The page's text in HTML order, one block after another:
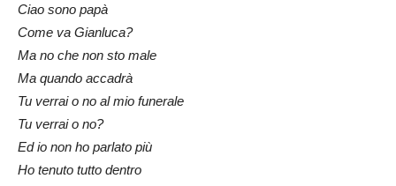
Ciao sono papà
Come va Gianluca?
Ma no che non sto male
Ma quando accadrà
Tu verrai o no al mio funerale
Tu verrai o no?
Ed io non ho parlato più
Ho tenuto tutto dentro